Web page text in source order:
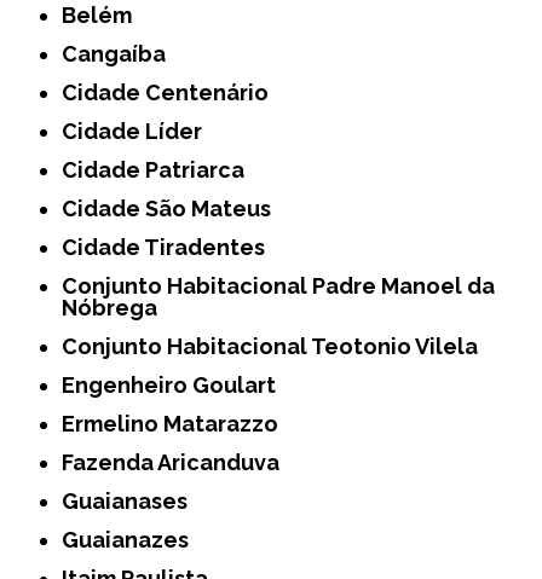
Belém
Cangaíba
Cidade Centenário
Cidade Líder
Cidade Patriarca
Cidade São Mateus
Cidade Tiradentes
Conjunto Habitacional Padre Manoel da
Nóbrega
Conjunto Habitacional Teotonio Vilela
Engenheiro Goulart
Ermelino Matarazzo
Fazenda Aricanduva
Guaianases
Guaianazes